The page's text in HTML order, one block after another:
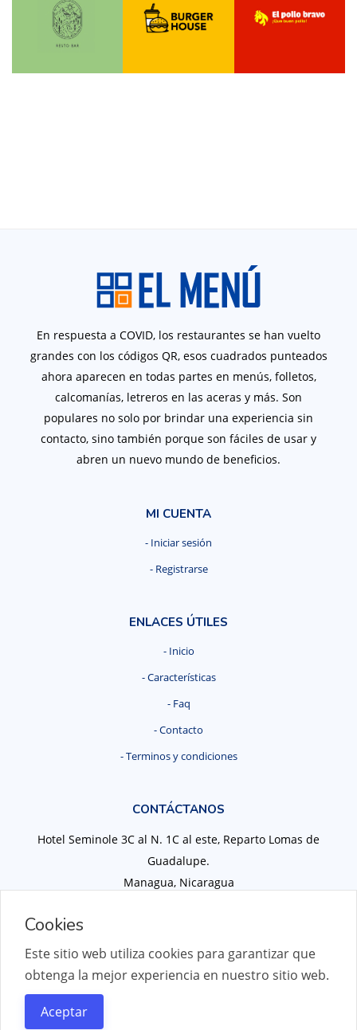
En respuesta a COVID, los restaurantes se han vuelto
grandes con los códigos QR, esos cuadrados punteados
ahora aparecen en todas partes en menús, folletos,
calcomaní­as, letreros en las aceras y más. Son
populares no solo por brindar una experiencia sin
contacto, sino también porque son fáciles de usar y
abren un nuevo mundo de beneficios.
MI CUENTA
- Iniciar sesión
- Registrarse
ENLACES ÚTILES
- Inicio
- Características
- Faq
- Contacto
- Terminos y condiciones
CONTÁCTANOS
Hotel Seminole 3C al N. 1C al este, Reparto Lomas de
Guadalupe.
Managua, Nicaragua
Cookies
Este sitio web utiliza cookies para garantizar que
obtenga la mejor experiencia en nuestro sitio web.
Aceptar